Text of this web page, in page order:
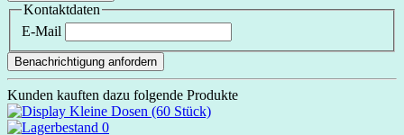
Kontaktdaten
E-Mail
Benachrichtigung anfordern
Kunden kauften dazu folgende Produkte